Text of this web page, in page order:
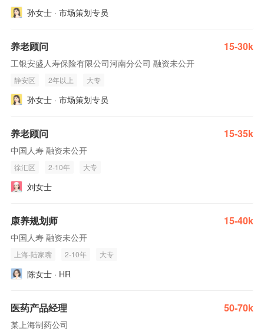
孙女士 · 市场策划专员
养老顾问 15-30k
工银安盛人寿保险有限公司河南分公司 融资未公开
静安区 2年以上 大专
孙女士 · 市场策划专员
养老顾问 15-35k
中国人寿 融资未公开
徐汇区 2-10年 大专
刘女士
康养规划师 15-40k
中国人寿 融资未公开
上海-陆家嘴 2-10年 大专
陈女士 · HR
医药产品经理 50-70k
某上海制药公司